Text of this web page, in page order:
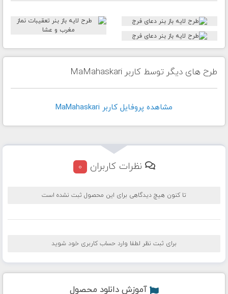
طرح های دیگر توسط کاربر MaMahaskari
مشاهده پروفايل کاربر MaMahaskari
نظرات کاربران 0
تا کنون هیچ دیدگاهی برای این محصول ثبت نشده است
برای ثبت نظر لطفا وارد حساب کاربری خود شوید
آموزش دانلود محصول